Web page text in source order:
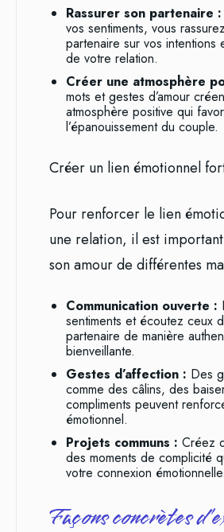
Rassurer son partenaire :
vos sentiments, vous
partenaire sur vos intentions
de votre relation.
Créer une atmosphère
mots et gestes d’amour
atmosphère positive qui
l’épanouissement du couple.
Créer un lien émotionnel
Pour renforcer le lien
une relation, il est
son amour de différentes
Communication ouverte :
sentiments et écoutez ceux
partenaire de manière
bienveillante.
Gestes d’affection : Des
comme des câlins, des
compliments peuvent
émotionnel.
Projets communs : Créez
des moments de complicité
votre connexion émotionnelle.
Façons concrètes